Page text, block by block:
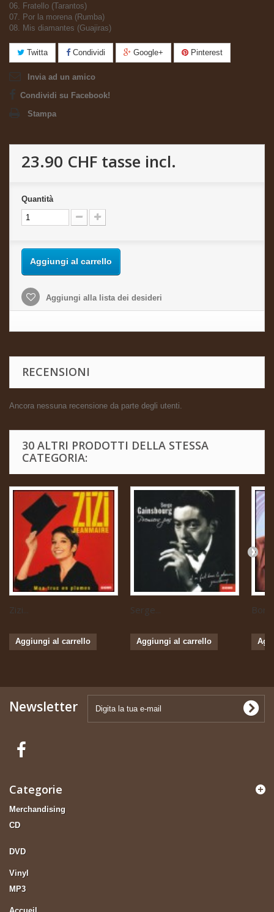
06. Fratello (Tarantos)
07. Por la morena (Rumba)
08. Mis diamantes (Guajiras)
Twitta Condividi Google+ Pinterest
Invia ad un amico
Condividi su Facebook!
Stampa
23.90 CHF tasse incl.
Quantità
Aggiungi al carrello
Aggiungi alla lista dei desideri
RECENSIONI
Ancora nessuna recensione da parte degli utenti.
30 ALTRI PRODOTTI DELLA STESSA
CATEGORIA:
Zizi...
Aggiungi al carrello
Serge...
Aggiungi al carrello
Newsletter
Categorie
Merchandising
CD
DVD
Vinyl
MP3